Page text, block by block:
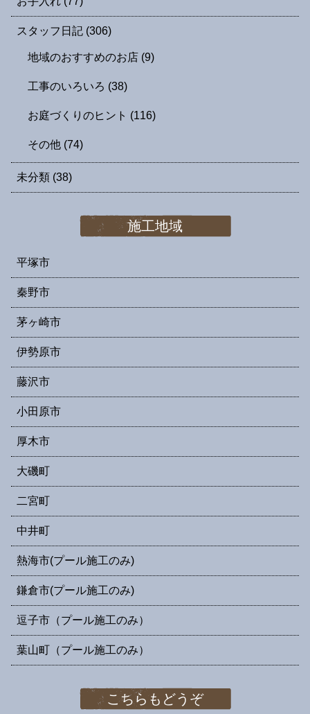
スタッフ日記 (306)
地域のおすすめのお店 (9)
工事のいろいろ (38)
お庭づくりのヒント (116)
その他 (74)
未分類 (38)
施工地域
平塚市
秦野市
茅ヶ崎市
伊勢原市
藤沢市
小田原市
厚木市
大磯町
二宮町
中井町
熱海市(プール施工のみ)
鎌倉市(プール施工のみ)
逗子市（プール施工のみ）
葉山町（プール施工のみ）
こちらもどうぞ